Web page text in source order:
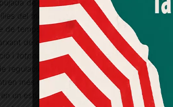
de preus afectava no només al Jordí i
del mateix bloc, que per por a quedar-se
de temps que la propietat donava, van
de casa seva. Queda clar, una vegada
i totpoderosisme
de les grans propietats,
regulació de lloguers per continuar asfixiant
més diners a les seves butxaques. Una
un estudi de 2023, que demostra que a
Més informació
Quan l’usuari crea
consentiment
informatives
consentiment pot
mitjançant l’enllaç